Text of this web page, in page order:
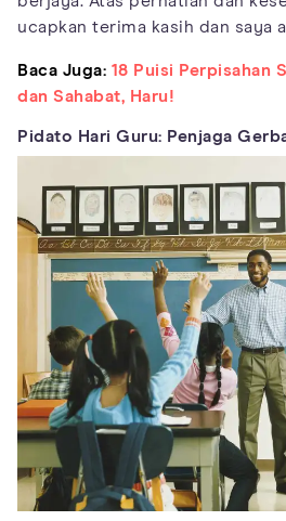
ucapkan terima kasih dan saya
Baca Juga: 18 Puisi Perpisahan
dan Sahabat, Haru!
Pidato Hari Guru: Penjaga